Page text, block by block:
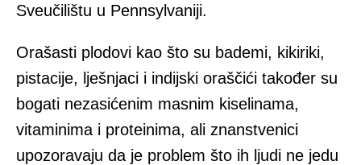
Sveučilištu u Pennsylvaniji.
Orašasti plodovi kao što su bademi, kikiriki,
pistacije, lješnjaci i indijski oraščići također su
bogati nezasićenim masnim kiselinama,
vitaminima i proteinima, ali znanstvenici
upozoravaju da je problem što ih ljudi ne jedu